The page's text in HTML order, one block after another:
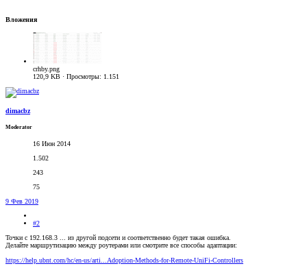
Вложения
crhby.png
120,9 KB · Просмотры: 1.151
dimacbz
Moderator
16 Июн 2014
1.502
243
75
9 Фев 2019
#2
Точки с 192.168.3 ... из другой подсети и соответственно будет такая ошибка.
Делайте маршрутизацию между роутерами или смотрите все способы адаптации:
https://help.ubnt.com/hc/en-us/arti...Adoption-Methods-for-Remote-UniFi-Controllers